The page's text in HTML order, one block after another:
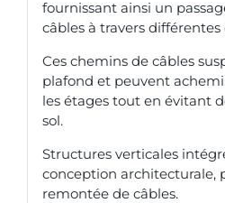
fournissant ainsi un
câbles à travers différentes
Ces chemins de câbles
plafond et peuvent
les étages tout en évitant
sol.
Structures verticales
conception architecturale,
remontée de câbles.